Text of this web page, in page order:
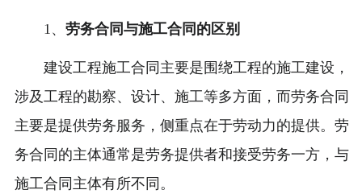
1、 劳务合同与施工合同的区别
建设工程施工合同主要是围绕工程的施工建设，
涉及工程的勘察、设计、施工等多方面，而劳务合同
主要是提供劳务服务，侧重点在于劳动力的提供。劳
务合同的主体通常是劳务提供者和接受劳务一方，与
施工合同主体有所不同。